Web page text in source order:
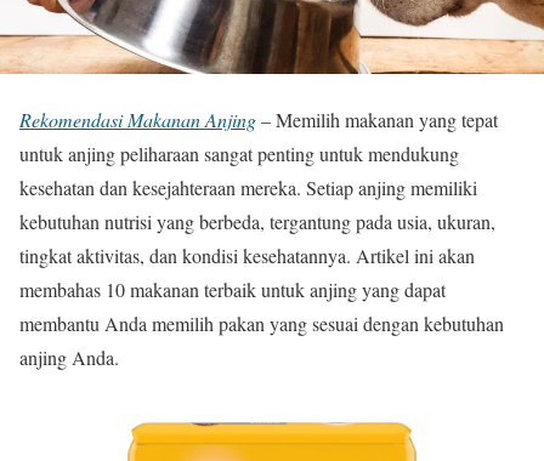
Rekomendasi Makanan Anjing– Memilih makanan yang tepat
untuk anjing peliharaan sangat penting untuk mendukung
kesehatan dan kesejahteraan mereka. Setiap anjing memiliki
kebutuhan nutrisi yang berbeda, tergantung pada usia, ukuran,
tingkat aktivitas, dan kondisi kesehatannya. Artikel ini akan
membahas 10 makanan terbaik untuk anjing yang dapat
membantu Anda memilih pakan yang sesuai dengan kebutuhan
anjing Anda.